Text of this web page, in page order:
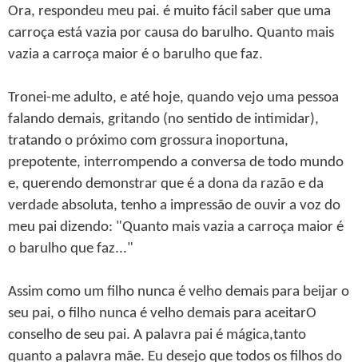
Ora, respondeu meu pai. é muito fácil saber que uma
carroça está vazia por causa do barulho. Quanto mais
vazia a carroça maior é o barulho que faz.
Tronei-me adulto, e até hoje, quando vejo uma pessoa
falando demais, gritando (no sentido de intimidar),
tratando o próximo com grossura inoportuna,
prepotente, interrompendo a conversa de todo mundo
e, querendo demonstrar que é a dona da razão e da
verdade absoluta, tenho a impressão de ouvir a voz do
meu pai dizendo: "Quanto mais vazia a carroça maior é
o barulho que faz..."
Assim como um filho nunca é velho demais para beijar o
seu pai, o filho nunca é velho demais para aceitarO
conselho de seu pai. A palavra pai é mágica,tanto
quanto a palavra mãe. Eu desejo que todos os filhos do